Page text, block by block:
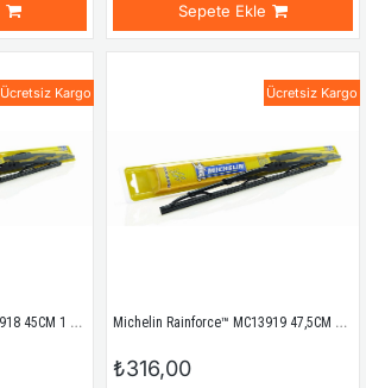
Sepete Ekle
Michelin Rainforce™ MC13918 45CM 1 Adet Universal Telli Silecek
Ücretsiz Kargo
Michelin Rainforce™ MC13919 47,5CM 1 Adet Universal Telli Silecek
₺316,00
Ücretsiz Kargo